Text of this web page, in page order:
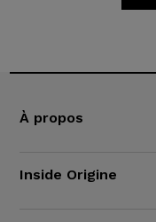
À propos
Inside Origine